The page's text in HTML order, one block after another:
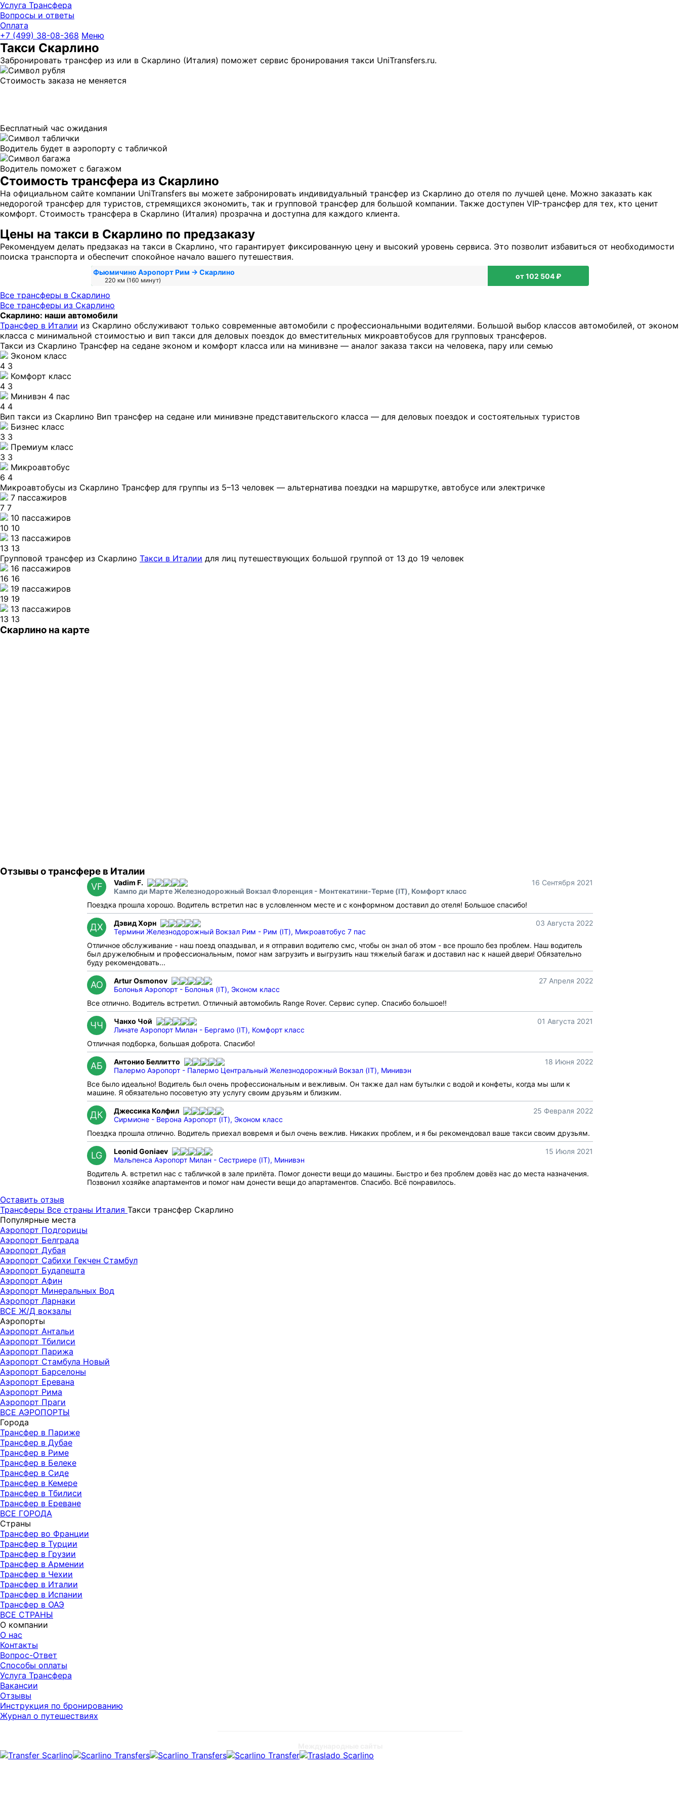
UniTransfers
Услуга Трансфера
Вопросы и ответы
Оплата
+7 (499) 38-08-368 Меню
Такси Скарлино
Забронировать трансфер из или в Скарлино (Италия) поможет сервис бронирования такси UniTransfers.ru.
Стоимость заказа не меняется
Бесплатный час ожидания
Водитель будет в аэропорту с табличкой
Водитель поможет с багажом
Стоимость трансфера из Скарлино
На официальном сайте компании UniTransfers вы можете забронировать индивидуальный трансфер из Скарлино до отеля по лучшей цене. Можно заказать как
недорогой трансфер для туристов, стремящихся экономить, так и групповой трансфер для большой компании. Также доступен VIP-трансфер для тех, кто ценит
комфорт. Стоимость трансфера в Скарлино (Италия) прозрачна и доступна для каждого клиента.
Цены на такси в Скарлино по предзаказу
Рекомендуем делать предзаказ на такси в Скарлино, что гарантирует фиксированную цену и высокий уровень сервиса. Это позволит избавиться от необходимости
поиска транспорта и обеспечит спокойное начало вашего путешествия.
Фьюмичино Аэропорт Рим → Скарлино
220 км (160 минут) от 102 504 ₽
Все трансферы в Скарлино
Все трансферы из Скарлино
Скарлино: наши автомобили
Трансфер в Италии из Скарлино обслуживают только современные автомобили с профессиональными водителями. Большой выбор классов автомобилей, от эконом
класса с минимальной стоимостью и вип такси для деловых поездок до вместительных микроавтобусов для групповых трансферов.
Такси из Скарлино Трансфер на седане эконом и комфорт класса или на минивэне — аналог заказа такси на человека, пару или семью
Эконом класс
4 3
Комфорт класс
4 3
Минивэн 4 пас
4 4
Вип такси из Скарлино Вип трансфер на седане или минивэне представительского класса — для деловых поездок и состоятельных туристов
Бизнес класс
3 3
Премиум класс
3 3
Микроавтобус
6 4
Микроавтобусы из Скарлино Трансфер для группы из 5–13 человек — альтернатива поездки на маршрутке, автобусе или электричке
7 пассажиров
7 7
10 пассажиров
10 10
13 пассажиров
13 13
Групповой трансфер из Скарлино Такси в Италии для лиц путешествующих большой группой от 13 до 19 человек
16 пассажиров
16 16
19 пассажиров
19 19
13 пассажиров
13 13
Скарлино на карте
Отзывы о трансфере в Италии
VF Vadim F.
16 Сентября 2021
Кампо ди Марте Железнодорожный Вокзал Флоренция - Монтекатини-Терме (IT), Комфорт класс
Поездка прошла хорошо. Водитель встретил нас в условленном месте и с конформном доставил до отеля! Большое спасибо!
ДХ Дэвид Хорн
03 Августа 2022
Термини Железнодорожный Вокзал Рим - Рим (IT), Микроавтобус 7 пас
Отличное обслуживание - наш поезд опаздывал, и я отправил водителю смс, чтобы он знал об этом - все прошло без проблем. Наш водитель
был дружелюбным и профессиональным, помог нам загрузить и выгрузить наш тяжелый багаж и доставил нас к нашей двери! Обязательно
буду рекомендовать...
AO Artur Osmonov
27 Апреля 2022
Болонья Аэропорт - Болонья (IT), Эконом класс
Все отлично. Водитель встретил. Отличный автомобиль Range Rover. Сервис супер. Спасибо большое!!
ЧЧ Чанхо Чой
01 Августа 2021
Линате Аэропорт Милан - Бергамо (IT), Комфорт класс
Отличная подборка, большая доброта. Спасибо!
АБ Антонио Беллитто
18 Июня 2022
Палермо Аэропорт - Палермо Центральный Железнодорожный Вокзал (IT), Минивэн
Все было идеально! Водитель был очень профессиональным и вежливым. Он также дал нам бутылки с водой и конфеты, когда мы шли к
машине. Я обязательно посоветую эту услугу своим друзьям и близким.
ДК Джессика Колфил
25 Февраля 2022
Сирмионе - Верона Аэропорт (IT), Эконом класс
Поездка прошла отлично. Водитель приехал вовремя и был очень вежлив. Никаких проблем, и я бы рекомендовал ваше такси своим друзьям.
LG Leonid Goniaev
15 Июля 2021
Мальпенса Аэропорт Милан - Сестриере (IT), Минивэн
Водитель А. встретил нас с табличкой в зале прилёта. Помог донести вещи до машины. Быстро и без проблем довёз нас до места назначения.
Позвонил хозяйке апартаментов и помог нам донести вещи до апартаментов. Спасибо. Всё понравилось.
Оставить отзыв
Трансферы Все страны Италия Такси трансфер Скарлино
Популярные места
Аэропорт Подгорицы
Аэропорт Белграда
Аэропорт Дубая
Аэропорт Сабихи Гекчен Стамбул
Аэропорт Будапешта
Аэропорт Афин
Аэропорт Минеральных Вод
Аэропорт Ларнаки
ВСЕ Ж/Д вокзалы
Аэропорты
Аэропорт Антальи
Аэропорт Тбилиси
Аэропорт Парижа
Аэропорт Стамбула Новый
Аэропорт Барселоны
Аэропорт Еревана
Аэропорт Рима
Аэропорт Праги
ВСЕ АЭРОПОРТЫ
Города
Трансфер в Париже
Трансфер в Дубае
Трансфер в Риме
Трансфер в Белеке
Трансфер в Сиде
Трансфер в Кемере
Трансфер в Тбилиси
Трансфер в Ереване
ВСЕ ГОРОДА
Страны
Трансфер во Франции
Трансфер в Турции
Трансфер в Грузии
Трансфер в Армении
Трансфер в Чехии
Трансфер в Италии
Трансфер в Испании
Трансфер в ОАЭ
ВСЕ СТРАНЫ
О компании
О нас
Контакты
Вопрос-Ответ
Способы оплаты
Услуга Трансфера
Вакансии
Отзывы
Инструкция по бронированию
Журнал о путешествиях